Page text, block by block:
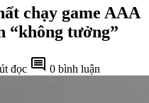
chạy game AAA
“không tưởng”
đọc comment 0 bình luận